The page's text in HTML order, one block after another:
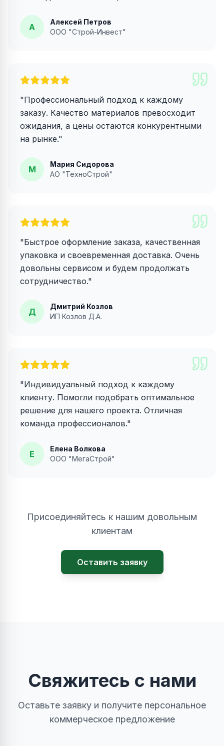
А
Алексей Петров
ООО "Строй-Инвест"
"Профессиональный подход к каждому
заказу. Качество материалов превосходит
ожидания, а цены остаются конкурентными
на рынке."
М
Мария Сидорова
АО "ТехноСтрой"
"Быстрое оформление заказа, качественная
упаковка и своевременная доставка. Очень
довольны сервисом и будем продолжать
сотрудничество."
Д
Дмитрий Козлов
ИП Козлов Д.А.
"Индивидуальный подход к каждому
клиенту. Помогли подобрать оптимальное
решение для нашего проекта. Отличная
команда профессионалов."
Е
Елена Волкова
ООО "МегаСтрой"
Присоединяйтесь к нашим довольным
клиентам
Оставить заявку
Свяжитесь с нами
Оставьте заявку и получите персональное
коммерческое предложение